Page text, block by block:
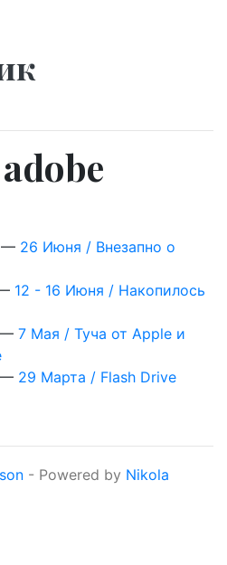
26 Июня / Внезапно о
12 - 16 Июня / Накопилось
7 Мая / Туча от Apple и
29 Марта / Flash Drive
- Powered by Nikola